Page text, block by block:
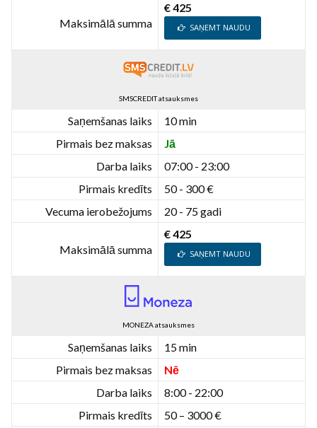
Maksimālā summa
€ 425
SAŅEMT NAUDU
SMSCREDIT atsauksmes
Saņemšanas laiks
10 min
Pirmais bez maksas
Jā
Darba laiks
07:00 - 23:00
Pirmais kredīts
50 - 300 €
Vecuma ierobežojums
20 - 75 gadi
Maksimālā summa
€ 425
SAŅEMT NAUDU
MONEZA atsauksmes
Saņemšanas laiks
15 min
Pirmais bez maksas
Nē
Darba laiks
8:00 - 22:00
Pirmais kredīts
50 – 3000 €